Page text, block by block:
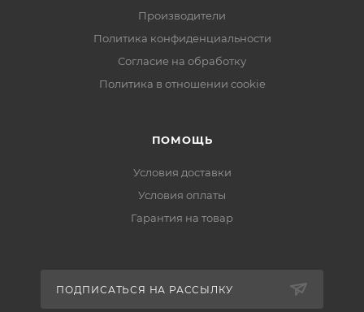
Производители
Политика конфиденциальности
Согласие на обработку
Политика в отношении cookie
ПОМОЩЬ
Условия доставки
Условия оплаты
Гарантия на товар
ПОДПИСАТЬСЯ НА РАССЫЛКУ